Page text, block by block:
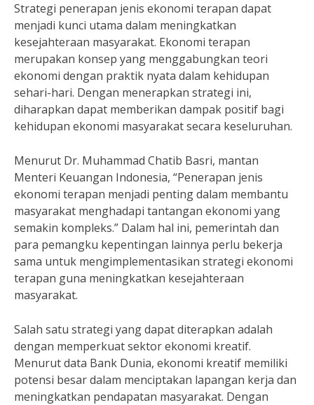
Strategi penerapan jenis ekonomi terapan dapat
menjadi kunci utama dalam meningkatkan
kesejahteraan masyarakat. Ekonomi terapan
merupakan konsep yang menggabungkan teori
ekonomi dengan praktik nyata dalam kehidupan
sehari-hari. Dengan menerapkan strategi ini,
diharapkan dapat memberikan dampak positif bagi
kehidupan ekonomi masyarakat secara keseluruhan.
Menurut Dr. Muhammad Chatib Basri, mantan
Menteri Keuangan Indonesia, “Penerapan jenis
ekonomi terapan menjadi penting dalam membantu
masyarakat menghadapi tantangan ekonomi yang
semakin kompleks.” Dalam hal ini, pemerintah dan
para pemangku kepentingan lainnya perlu bekerja
sama untuk mengimplementasikan strategi ekonomi
terapan guna meningkatkan kesejahteraan
masyarakat.
Salah satu strategi yang dapat diterapkan adalah
dengan memperkuat sektor ekonomi kreatif.
Menurut data Bank Dunia, ekonomi kreatif memiliki
potensi besar dalam menciptakan lapangan kerja dan
meningkatkan pendapatan masyarakat. Dengan